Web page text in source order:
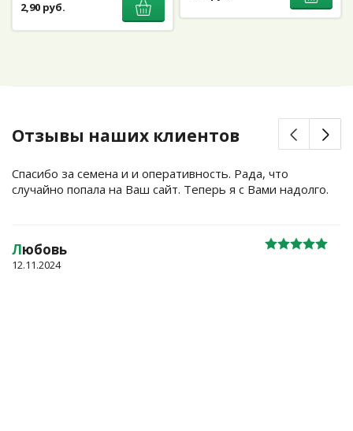
2,90 руб.
Отзывы наших клиентов
Спасибо за семена и и оперативность. Рада, что
случайно попала на Ваш сайт. Теперь я с Вами надолго.
Любовь
12.11.2024